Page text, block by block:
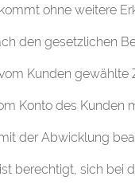
ohne weitere
den gesetzlichen
Kunden
Konto des Kunden
der Abwicklung
berechtigt, sich bei